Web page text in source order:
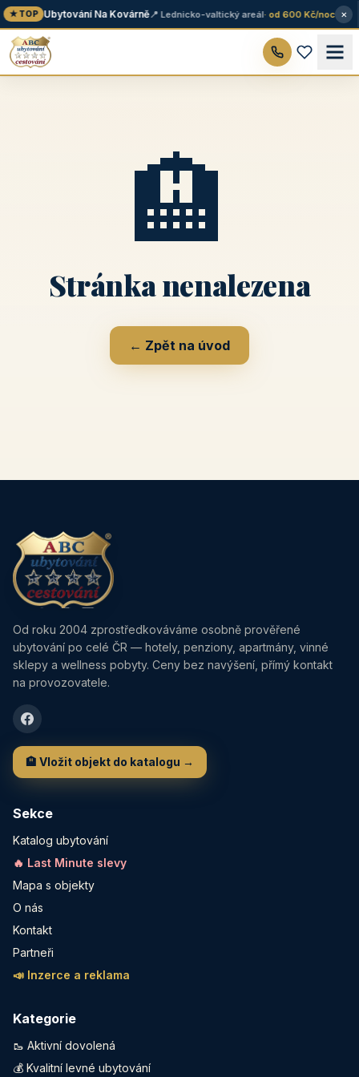
★ TOP Ubytování Na Kovárně📍 Lednicko-valtický areál· od 600 Kč/noc ×
🏨
Stránka nenalezena
← Zpět na úvod
Od roku 2004 zprostředkováváme osobně prověřené
ubytování po celé ČR — hotely, penziony, apartmány, vinné
sklepy a wellness pobyty. Ceny bez navýšení, přímý kontakt
na provozovatele.
🏨 Vložit objekt do katalogu →
Sekce
Katalog ubytování
🔥 Last Minute slevy
Mapa s objekty
O nás
Kontakt
Partneři
📣 Inzerce a reklama
Kategorie
🥾 Aktivní dovolená
💰 Kvalitní levné ubytování